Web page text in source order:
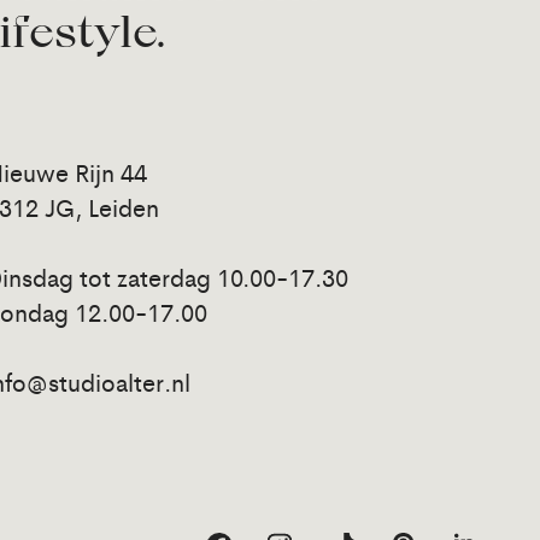
Rijn 44
JG, Leiden
tot zaterdag 10.00-17.30
12.00-17.00